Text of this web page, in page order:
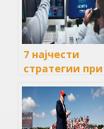
7 најчести
стратегии при
во акции